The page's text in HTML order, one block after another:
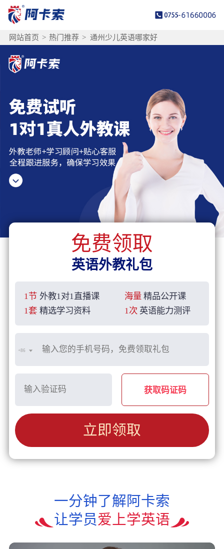
网站首页 > 热门推荐 > 通州少儿英语哪家好
免费领取
英语外教礼包
1节 外教1对1直播课 海量 精品公开课
1套 精选学习资料 1次 英语能力测评
+86
获取码证码
立即领取
一分钟了解阿卡索
让学员爱上学英语